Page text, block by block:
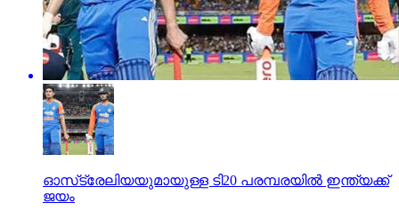
ഓസ്‌ട്രേലിയയുമായുള്ള ടി20 പരമ്പരയില്‍ ഇന്ത്യക്ക്
ജയം